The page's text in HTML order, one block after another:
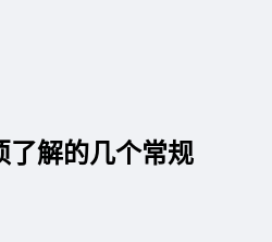
了解的几个常规